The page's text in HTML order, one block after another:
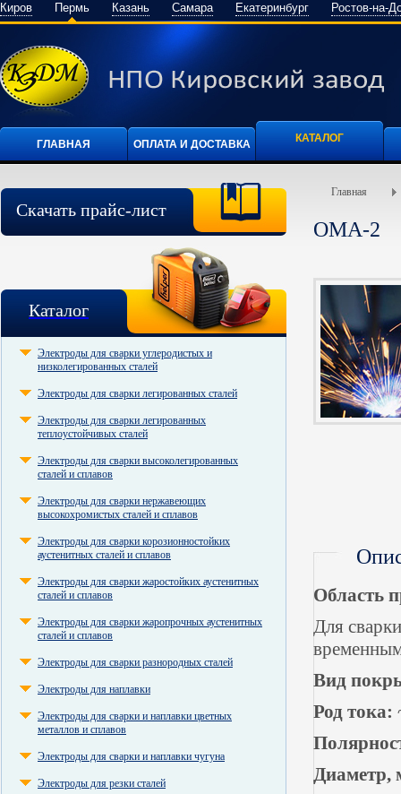
Киров Пермь Казань Самара Екатеринбург Ростов-на-
ГЛАВНАЯ ОПЛАТА И ДОСТАВКА КАТАЛОГ
Скачать прайс-лист
Каталог
Электроды для сварки углеродистых и
низколегированных сталей
Электроды для сварки легированных сталей
Электроды для сварки легированных
теплоустойчивых сталей
Электроды для сварки высоколегированных
сталей и сплавов
Электроды для сварки нержавеющих
высокохромистых сталей и сплавов
Электроды для сварки корозионностойких
аустенитных сталей и сплавов
Электроды для сварки жаростойких аустенитных
сталей и сплавов
Электроды для сварки жаропрочных аустенитных
сталей и сплавов
Электроды для сварки разнородных сталей
Электроды для наплавки
Электроды для сварки и наплавки цветных
металлов и сплавов
Электроды для сварки и наплавки чугуна
Электроды для резки сталей
Главная
ОМА-2
Область
Для
Вид
Род тока:
Диаметр,